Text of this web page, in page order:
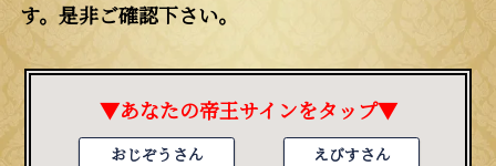
す。是非ご確認下さい。
▼あなたの帝王サインをタップ▼
おじぞうさん えびすさん